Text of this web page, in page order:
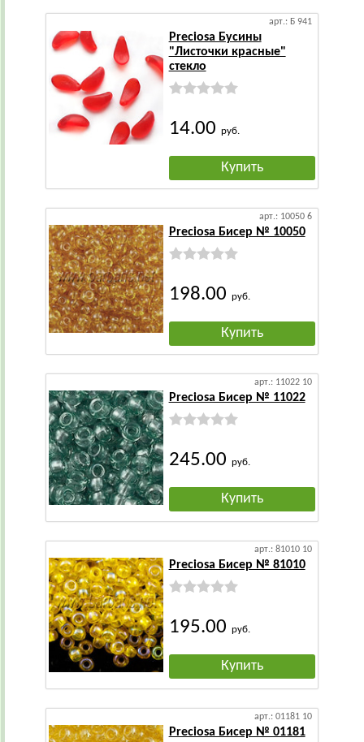
арт.: Б 941
Preciosa Бусины
"Листочки красные"
стекло
14.00 руб.
Купить
арт.: 10050 6
Preciosa Бисер № 10050
198.00 руб.
Купить
арт.: 11022 10
Preciosa Бисер № 11022
245.00 руб.
Купить
арт.: 81010 10
Preciosa Бисер № 81010
195.00 руб.
Купить
арт.: 01181 10
Preciosa Бисер № 01181